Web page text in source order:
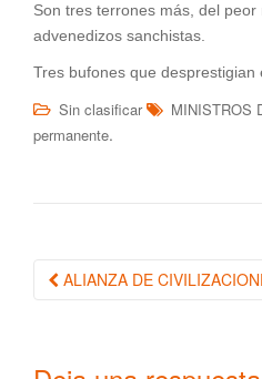
Son tres terrones más, del
advenedizos sanchistas.
Tres bufones que desprestigian
Sin clasificar MINISTROS
permanente.
Navegación de
ALIANZA DE